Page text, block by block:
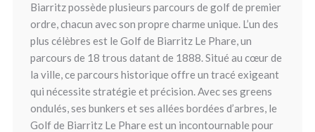
Biarritz possède plusieurs parcours de golf de premier
ordre, chacun avec son propre charme unique. L’un des
plus célèbres est le Golf de Biarritz Le Phare, un
parcours de 18 trous datant de 1888. Situé au cœur de
la ville, ce parcours historique offre un tracé exigeant
qui nécessite stratégie et précision. Avec ses greens
ondulés, ses bunkers et ses allées bordées d’arbres, le
Golf de Biarritz Le Phare est un incontournable pour